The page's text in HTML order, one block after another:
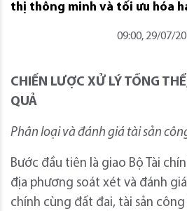
thị thông minh và tối ưu hóa
09:00, 29/07/
CHIẾN LƯỢC XỬ LÝ TỔNG
QUẢ
Phân loại và đánh giá tài sản
Bước đầu tiên là giao Bộ Tài
địa phương soát xét và đánh
chính cùng đất đai, tài sản